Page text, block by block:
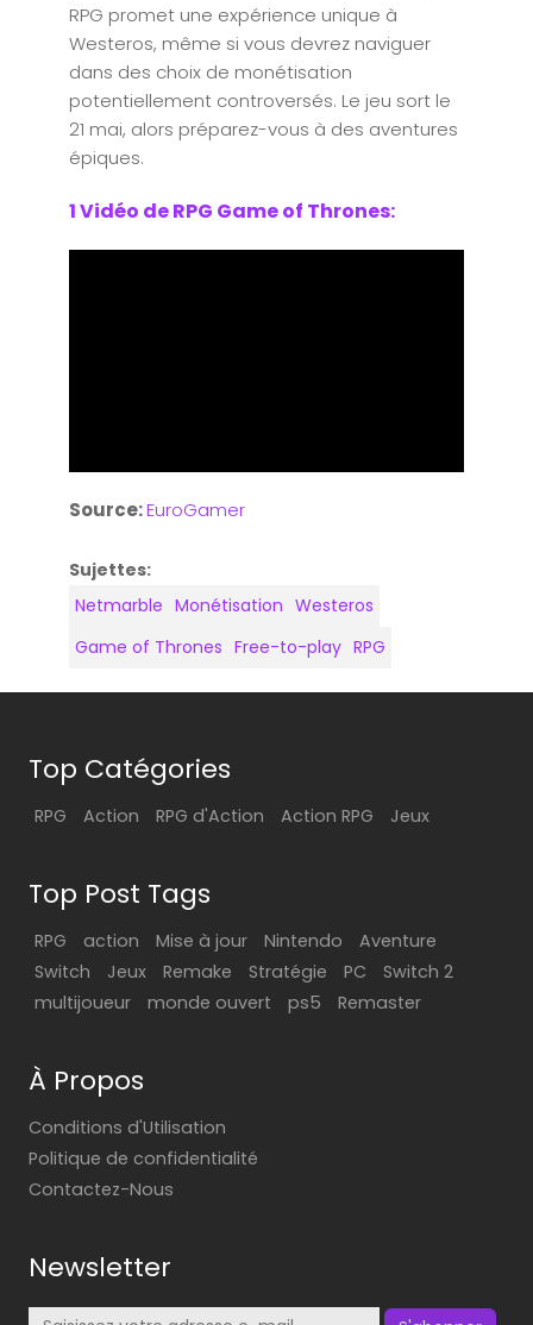
RPG promet une expérience unique à
Westeros, même si vous devrez naviguer
dans des choix de monétisation
potentiellement controversés. Le jeu sort le
21 mai, alors préparez-vous à des aventures
épiques.
1 Vidéo de RPG Game of Thrones:
Source:EuroGamer
Sujettes:
Netmarble Monétisation Westeros
Game of Thrones Free-to-play RPG
Top Catégories
RPG Action RPG d'Action Action RPG Jeux
Top Post Tags
RPG action Mise à jour Nintendo
Aventure
Switch
Jeux Remake Stratégie PC
Switch 2
multijoueur
monde ouvert ps5 Remaster
À Propos
Conditions d'Utilisation
Politique de confidentialité
Contactez-Nous
Newsletter